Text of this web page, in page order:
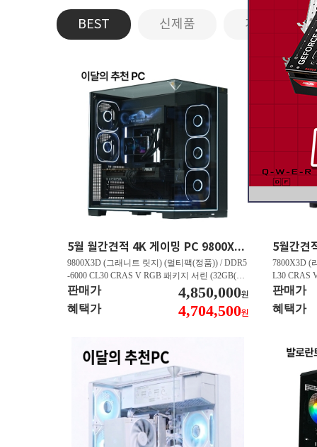
BEST 신제품 게이밍PC
5월 월간견적 4K 게이밍 PC 9800X3D RTX 5070 Ti GY508
9800X3D (그래니트 릿지) (멀티팩(정품)) / DDR5
-6000 CL30 CRAS V RGB 패키지 서린 (32GB(16
Gx2)) / B850M AORUS ELITE WIFI6E 피씨디렉
트 / 지포스 RTX 5070 Ti GAMING OC D7 16GB
피씨디렉트 / EXCERIA 히트싱크 M.2 NVMe (2T
판매가 4,850,000원
혜택가 4,704,500원
7800X3D (
L30 CRAS
B850M
스 RTX
A 히트싱크
판매가
혜택가